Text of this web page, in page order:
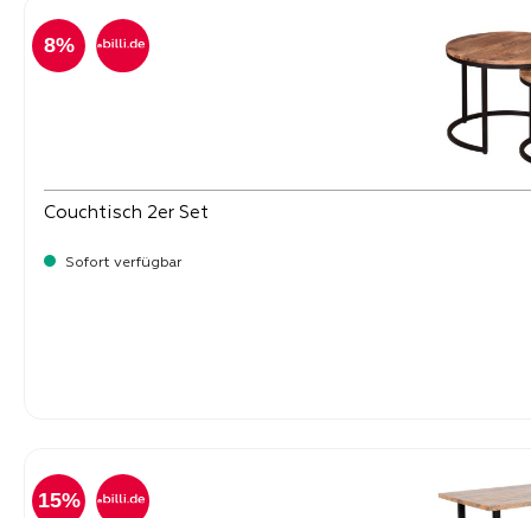
8%
Couchtisch 2er Set
Sofort verfügbar
15%